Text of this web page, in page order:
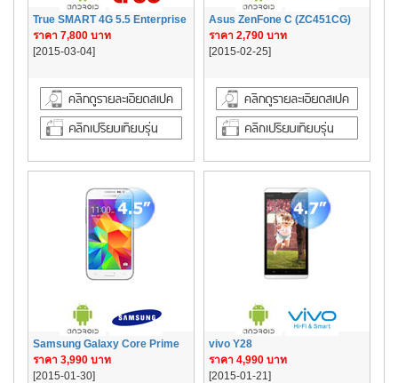
True SMART 4G 5.5 Enterprise
ราคา 7,800 บาท
[2015-03-04]
Asus ZenFone C (ZC451CG)
ราคา 2,790 บาท
[2015-02-25]
Samsung Galaxy Core Prime
ราคา 3,990 บาท
[2015-01-30]
vivo Y28
ราคา 4,990 บาท
[2015-01-21]